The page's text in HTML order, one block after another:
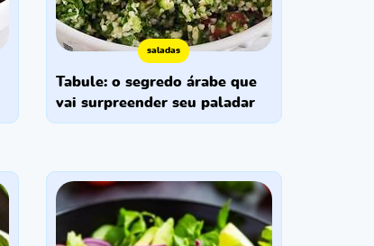
saladas
tabule: o segredo árabe que
vai surpreender seu paladar